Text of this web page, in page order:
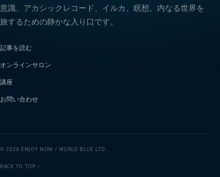
意識、アカシックレコード、イルカ、瞑想。内なる世界を
旅するための静かな入り口です。
記事を読む
オンラインサロン
講座
お問い合わせ
© 2026 ENJOY NOW / WORLD BLUE LTD.
BACK TO TOP ↑